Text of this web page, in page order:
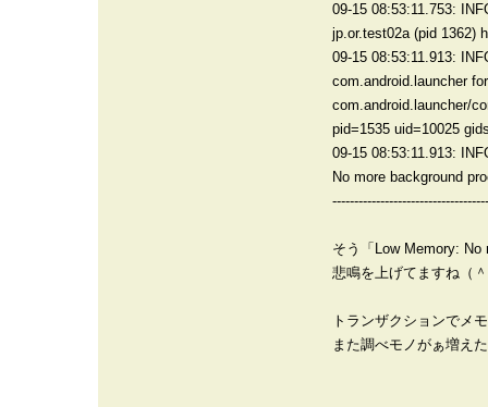
09-15 08:53:11.753:
jp.or.test02a (pid 1362)
09-15 08:53:11.913:
com.android.launcher
com.android.launcher/
pid=1535 uid=10025
09-15 08:53:11.913:
No more background
そう「Low Memory:
悲鳴を上げてますね（
トランザクションでメ
また調べモノがぁ増え